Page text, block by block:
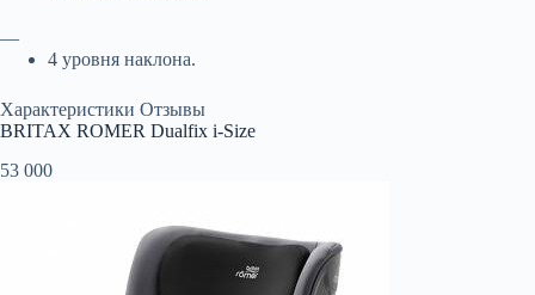
—
4 уровня наклона.
Характеристики Отзывы
BRITAX ROMER Dualfix i-Size
53 000